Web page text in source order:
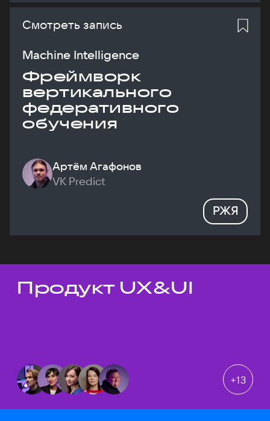
Смотреть запись
Machine Intelligence
Фреймворк
вертикального
федеративного
обучения
Артём Агафонов
VK Predict
РЖЯ
Темы докладов
Продукт UX&UI
+13